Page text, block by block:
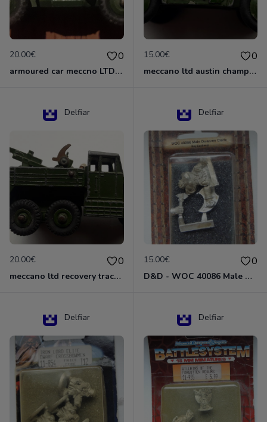
20.00€ 0
armoured car meccno LTD N°670
15.00€ 0
meccano ltd austin champ N°674
Delfiar
20.00€ 0
meccano ltd recovery tractor N°661
Delfiar
15.00€ 0
D&D - WOC 40086 Male Dwarven Cleric Miniature - Donjons Dragons
Delfiar Delfiar